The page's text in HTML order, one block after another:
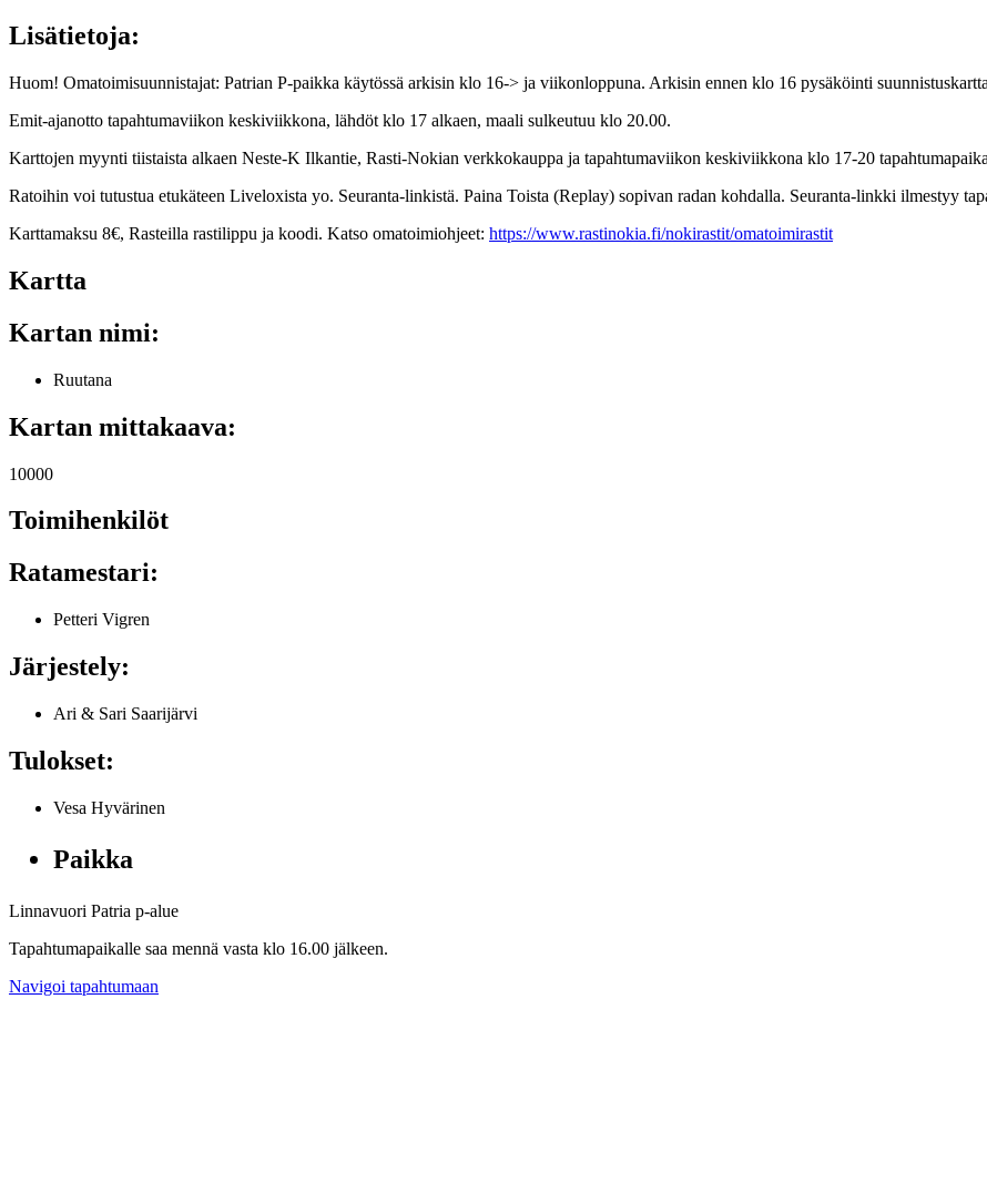
Lisätietoja:
Huom! Omatoimisuunnistajat: Patrian P-paikka käytössä arkisin klo 16-> ja viikonloppuna. Arkisin ennen klo 16 pysäköinti
Emit-ajanotto tapahtumaviikon keskiviikkona, lähdöt klo 17 alkaen, maali sulkeutuu klo 20.00.
Karttojen myynti tiistaista alkaen Neste-K Ilkantie, Rasti-Nokian verkkokauppa ja tapahtumaviikon keskiviikkona klo 17-20
Ratoihin voi tutustua etukäteen Liveloxista yo. Seuranta-linkistä. Paina Toista (Replay) sopivan radan kohdalla. Seuranta-linkki ilmestyy
Karttamaksu 8€, Rasteilla rastilippu ja koodi. Katso omatoimiohjeet: https://www.rastinokia.fi/nokirastit/omatoimirastit
Kartta
Kartan nimi:
Ruutana
Kartan mittakaava:
10000
Toimihenkilöt
Ratamestari:
Petteri Vigren
Järjestely:
Ari & Sari Saarijärvi
Tulokset:
Vesa Hyvärinen
Paikka
Linnavuori Patria p-alue
Tapahtumapaikalle saa mennä vasta klo 16.00 jälkeen.
Navigoi tapahtumaan